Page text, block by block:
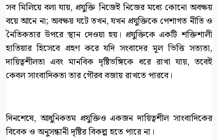
সব মিলিয়ে বলা যায়, প্রযুক্তি নিজেই নিজের মধ্যে কোনো অবক্ষয়
বয়ে আনে না; অবক্ষয় ঘটে তখন, যখন প্রযুক্তিকে পেশাগত নীতি ও
নৈতিকতার উপরে স্থান দেওয়া হয়। প্রযুক্তিকে একটি শক্তিশালী
হাতিয়ার হিসেবে গ্রহণ করে যদি সংবাদের মূল ভিত্তি সত্যতা,
দায়িত্বশীলতা এবং মানবিক দৃষ্টিভঙ্গিকে ধরে রাখা যায়, তবেই
কেবল সাংবাদিকতা তার গৌরব বজায় রাখতে পারবে।
দিনশেষে, আধুনিকতম প্রযুক্তিও একজন দায়িত্বশীল সাংবাদিকের
বিবেক ও অনুসন্ধানী দৃষ্টির বিকল্প হতে পারে না।